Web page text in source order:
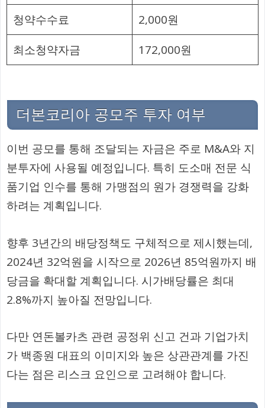
청약수수료
2,000원
최소청약자금
172,000원
더본코리아 공모주 투자 여부
이번 공모를 통해 조달되는 자금은 주로 M&A와 지
분투자에 사용될 예정입니다. 특히 도소매 전문 식
품기업 인수를 통해 가맹점의 원가 경쟁력을 강화
하려는 계획입니다.
향후 3년간의 배당정책도 구체적으로 제시했는데,
2024년 32억원을 시작으로 2026년 85억원까지 배
당금을 확대할 계획입니다. 시가배당률은 최대
2.8%까지 높아질 전망입니다.
다만 연돈볼카츠 관련 공정위 신고 건과 기업가치
가 백종원 대표의 이미지와 높은 상관관계를 가진
다는 점은 리스크 요인으로 고려해야 합니다.